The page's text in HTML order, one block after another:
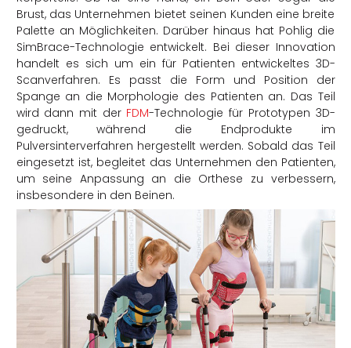
Brust, das Unternehmen bietet seinen Kunden eine breite
Palette an Möglichkeiten. Darüber hinaus hat Pohlig die
SimBrace-Technologie entwickelt. Bei dieser Innovation
handelt es sich um ein für Patienten entwickeltes 3D-
Scanverfahren. Es passt die Form und Position der
Spange an die Morphologie des Patienten an. Das Teil
wird dann mit der FDM-Technologie für Prototypen 3D-
gedruckt, während die Endprodukte im
Pulversinterverfahren hergestellt werden. Sobald das Teil
eingesetzt ist, begleitet das Unternehmen den Patienten,
um seine Anpassung an die Orthese zu verbessern,
insbesondere in den Beinen.